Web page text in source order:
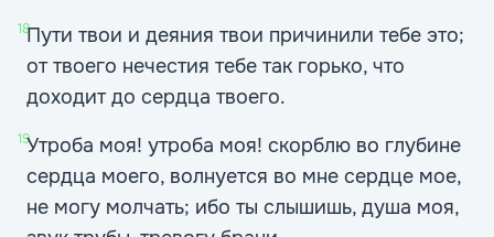
18Пути твои и деяния твои причинили тебе это;
от твоего нечестия тебе так горько, что
доходит до сердца твоего.
19Утроба моя! утроба моя! скорблю во глубине
сердца моего, волнуется во мне сердце мое,
не могу молчать; ибо ты слышишь, душа моя,